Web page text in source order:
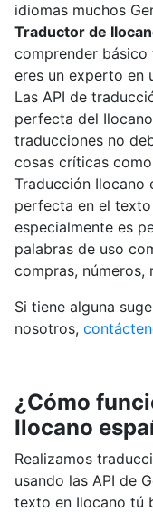
idiomas muchos
Traductor de
comprender
eres un experto en
Las API de
perfecta del
traducciones no
cosas críticas
Traducción Ilocano
perfecta en el
especialmente es
palabras de uso
compras, números,
Si tiene alguna
nosotros,
¿Cómo
Ilocano
Realizamos
usando las API de
texto en Ilocano tú